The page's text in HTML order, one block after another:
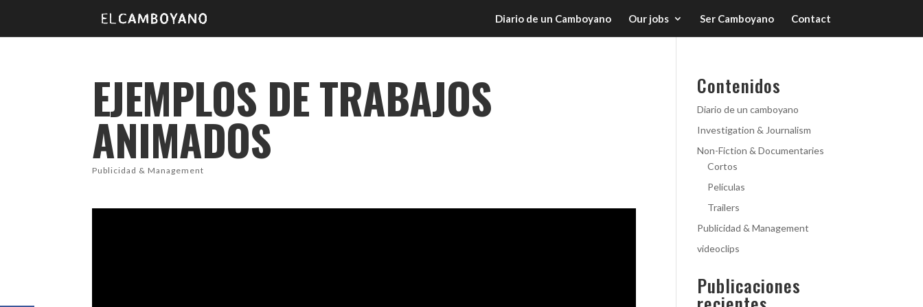
Diario de un Camboyano Our jobs Ser Camboyano Contact
EJEMPLOS DE TRABAJOS
ANIMADOS
Publicidad & Management
Contenidos
Diario de un camboyano
Investigation & Journalism
Non-Fiction & Documentaries
Cortos
Películas
Trailers
Publicidad & Management
videoclips
Publicaciones